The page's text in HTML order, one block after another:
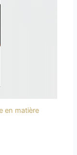
en matière